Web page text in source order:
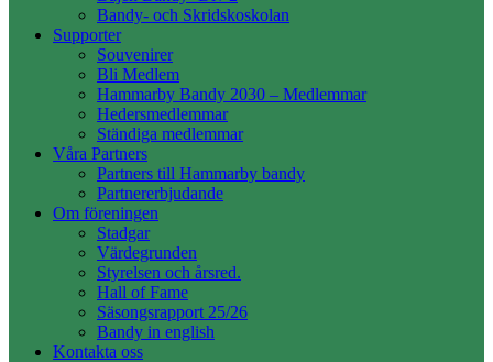
Bandy- och Skridskoskolan
Supporter
Souvenirer
Bli Medlem
Hammarby Bandy 2030 – Medlemmar
Hedersmedlemmar
Ständiga medlemmar
Våra Partners
Partners till Hammarby bandy
Partnererbjudande
Om föreningen
Stadgar
Värdegrunden
Styrelsen och årsred.
Hall of Fame
Säsongsrapport 25/26
Bandy in english
Kontakta oss